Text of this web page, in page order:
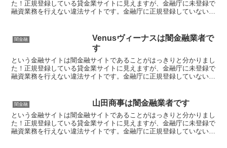
た！正規登録している貸金業サイトに見えますが、金融庁に未登録で
融資業務を行えない違法サイトです。金融庁に正規登録していない未
闇金融
Venusヴィーナスは闇金融業者で
す
という金融サイトは闇金融サイトであることがはっきりと分かりまし
た！正規登録している貸金業サイトに見えますが、金融庁に未登録で
融資業務を行えない違法サイトです。金融庁に正規登録していない未
闇金融 山田商事は闇金融業者です
という金融サイトは闇金融サイトであることがはっきりと分かりまし
た！正規登録している貸金業サイトに見えますが、金融庁に未登録で
融資業務を行えない違法サイトです。金融庁に正規登録していない未